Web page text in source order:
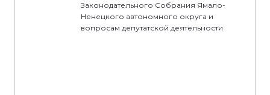
Законодательного Собрания Ямало-
Ненецкого автономного округа и
вопросам депутатской деятельности